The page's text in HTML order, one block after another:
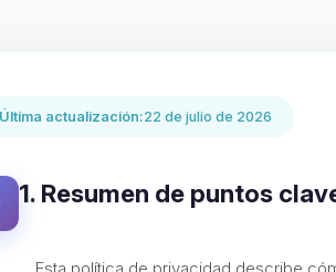
actualización:22 de julio de 2026
1. Resumen de puntos